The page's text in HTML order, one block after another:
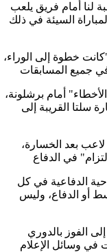
لنا أمام فريق يلعب
السيئة في ذلك
المدرب الذي يقود ريال مدريد منذ 2021 "كانت خطوة إلى الوراء،
أمام برشلونة،
سلتا القريبة إلى
لاعب بعد الخسارة،
الدفاعية في كل
أو الدفاع، وليس
الفوز بالدوري
في وسائل الإعلام